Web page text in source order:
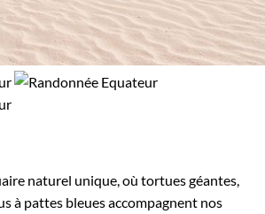
naturel unique, où tortues géantes,
à pattes bleues accompagnent nos